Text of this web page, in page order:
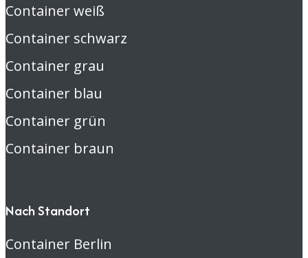
Container weiß
Container schwarz
Container grau
Container blau
Container grün
Container braun
Nach Standort
Container Berlin